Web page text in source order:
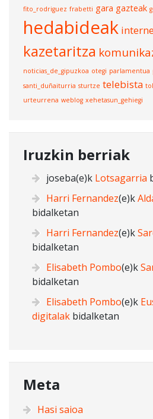
fito_rodriguez frabetti gara gazteak
hedabideak
kazetaritza
noticias_de_gipuzkoa otegi parlamentua
santi_duñaiturria sturtze telebista
urteurrena weblog xehetasun_gehiegi
Iruzkin berriak
joseba(e)k Lotsagarria
Harri Fernandez(e)k
bidalketan
Harri Fernandez(e)k
bidalketan
Elisabeth Pombo(e)k
bidalketan
Elisabeth Pombo(e)k
digitalak bidalketan
Meta
Hasi saioa